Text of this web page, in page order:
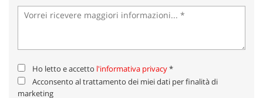
Ho letto e accetto l'informativa privacy*
Acconsento al trattamento dei miei dati per finalità di
marketing
Cookie di marketing
Leggi
la
cookie
policy